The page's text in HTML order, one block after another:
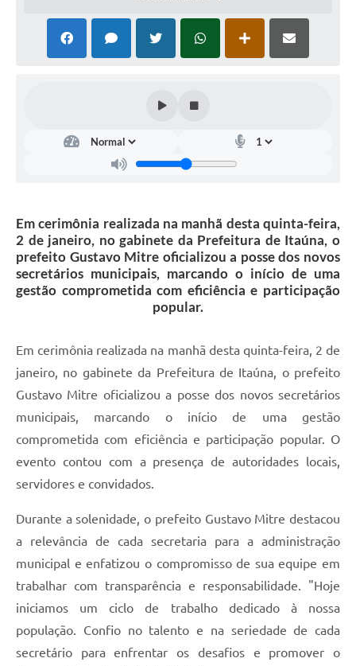
Em cerimônia realizada na manhã desta quinta-feira,
2 de janeiro, no gabinete da Prefeitura de Itaúna, o
prefeito Gustavo Mitre oficializou a posse dos novos
secretários municipais, marcando o início de uma
gestão comprometida com eficiência e participação
popular.
Em cerimônia realizada na manhã desta quinta-feira, 2 de
janeiro, no gabinete da Prefeitura de Itaúna, o prefeito
Gustavo Mitre oficializou a posse dos novos secretários
municipais, marcando o início de uma gestão
comprometida com eficiência e participação popular. O
evento contou com a presença de autoridades locais,
servidores e convidados.
Durante a solenidade, o prefeito Gustavo Mitre destacou
a relevância de cada secretaria para a administração
municipal e enfatizou o compromisso de sua equipe em
trabalhar com transparência e responsabilidade. "Hoje
iniciamos um ciclo de trabalho dedicado à nossa
população. Confio no talento e na seriedade de cada
secretário para enfrentar os desafios e promover o